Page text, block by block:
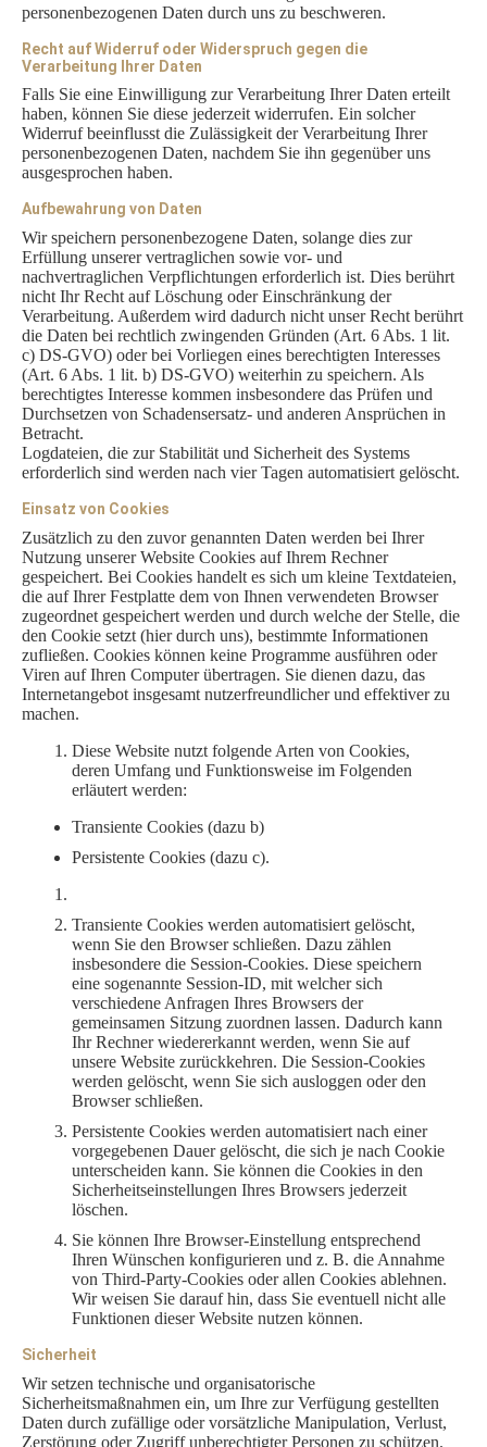
personenbezogenen Daten durch uns zu beschweren.
Recht auf Widerruf oder Widerspruch gegen die
Verarbeitung Ihrer Daten
Falls Sie eine Einwilligung zur Verarbeitung Ihrer Daten erteilt
haben, können Sie diese jederzeit widerrufen. Ein solcher
Widerruf beeinflusst die Zulässigkeit der Verarbeitung Ihrer
personenbezogenen Daten, nachdem Sie ihn gegenüber uns
ausgesprochen haben.
Aufbewahrung von Daten
Wir speichern personenbezogene Daten, solange dies zur
Erfüllung unserer vertraglichen sowie vor- und
nachvertraglichen Verpflichtungen erforderlich ist. Dies berührt
nicht Ihr Recht auf Löschung oder Einschränkung der
Verarbeitung. Außerdem wird dadurch nicht unser Recht berührt
die Daten bei rechtlich zwingenden Gründen (Art. 6 Abs. 1 lit.
c) DS-GVO) oder bei Vorliegen eines berechtigten Interesses
(Art. 6 Abs. 1 lit. b) DS-GVO) weiterhin zu speichern. Als
berechtigtes Interesse kommen insbesondere das Prüfen und
Durchsetzen von Schadensersatz- und anderen Ansprüchen in
Betracht.
Logdateien, die zur Stabilität und Sicherheit des Systems
erforderlich sind werden nach vier Tagen automatisiert gelöscht.
Einsatz von Cookies
Zusätzlich zu den zuvor genannten Daten werden bei Ihrer
Nutzung unserer Website Cookies auf Ihrem Rechner
gespeichert. Bei Cookies handelt es sich um kleine Textdateien,
die auf Ihrer Festplatte dem von Ihnen verwendeten Browser
zugeordnet gespeichert werden und durch welche der Stelle, die
den Cookie setzt (hier durch uns), bestimmte Informationen
zufließen. Cookies können keine Programme ausführen oder
Viren auf Ihren Computer übertragen. Sie dienen dazu, das
Internetangebot insgesamt nutzerfreundlicher und effektiver zu
machen.
Diese Website nutzt folgende Arten von Cookies,
deren Umfang und Funktionsweise im Folgenden
erläutert werden:
Transiente Cookies (dazu b)
Persistente Cookies (dazu c).
Transiente Cookies werden automatisiert gelöscht,
wenn Sie den Browser schließen. Dazu zählen
insbesondere die Session-Cookies. Diese speichern
eine sogenannte Session-ID, mit welcher sich
verschiedene Anfragen Ihres Browsers der
gemeinsamen Sitzung zuordnen lassen. Dadurch kann
Ihr Rechner wiedererkannt werden, wenn Sie auf
unsere Website zurückkehren. Die Session-Cookies
werden gelöscht, wenn Sie sich ausloggen oder den
Browser schließen.
Persistente Cookies werden automatisiert nach einer
vorgegebenen Dauer gelöscht, die sich je nach Cookie
unterscheiden kann. Sie können die Cookies in den
Sicherheitseinstellungen Ihres Browsers jederzeit
löschen.
Sie können Ihre Browser-Einstellung entsprechend
Ihren Wünschen konfigurieren und z. B. die Annahme
von Third-Party-Cookies oder allen Cookies ablehnen.
Wir weisen Sie darauf hin, dass Sie eventuell nicht alle
Funktionen dieser Website nutzen können.
Sicherheit
Wir setzen technische und organisatorische
Sicherheitsmaßnahmen ein, um Ihre zur Verfügung gestellten
Daten durch zufällige oder vorsätzliche Manipulation, Verlust,
Zerstörung oder Zugriff unberechtigter Personen zu schützen.